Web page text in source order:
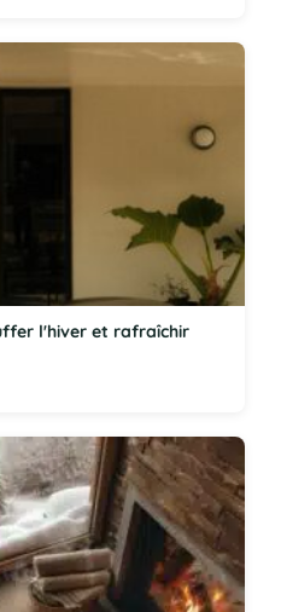
l'hiver et rafraîchir